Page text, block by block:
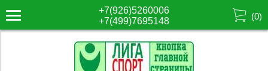
+7(926)5260006
+7(499)7695148
(0)